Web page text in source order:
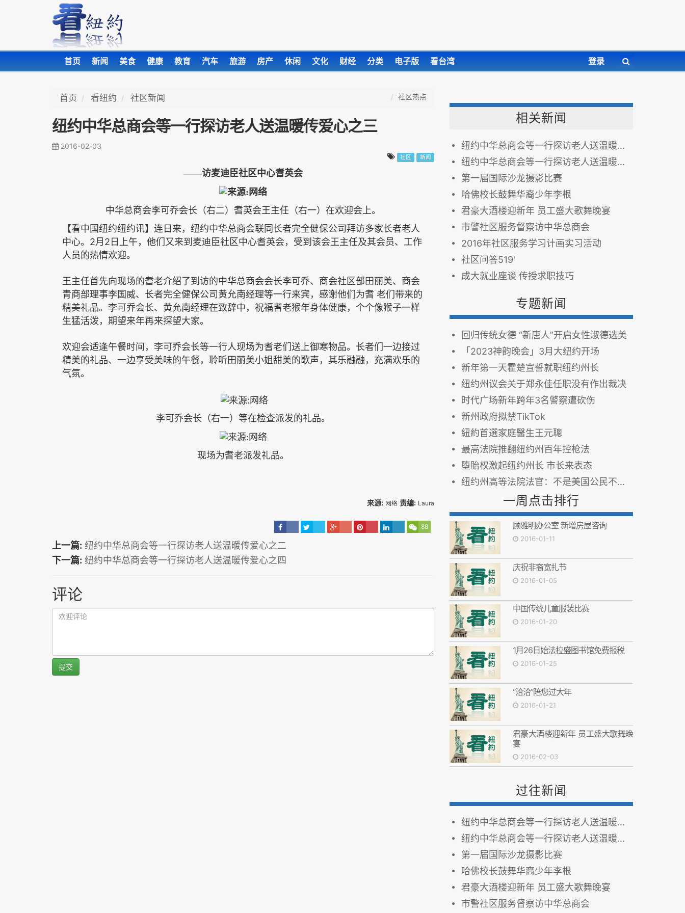
首页 新闻 美食 健康 教育 汽车 旅游 房产 休闲 文化 财经 分类 电子版 看台湾 登录
首页 看纽约 社区新闻 社区热点
纽约中华总商会等一行探访老人送温暖传爱心之三
2016-02-03
社区 新闻
——访麦迪臣社区中心耆英会
中华总商会李可乔会长（右二）耆英会王主任（右一）在欢迎会上。
【看中国纽约纽约讯】连日来，纽约中华总商会联同长者完全健保公司拜访多家长者老人
中心。 2月 2 日上午，他们又来到麦迪臣社区中心耆英会，受到该会王主任及其会员、工作
人员的热情欢迎。
王主任首先向现场的耆老介绍了到访的中华总商会会长李可乔、商会社区部田丽美、商会
青商部理事李国威、长者完全健保公司黄允南经理等一行来宾，感谢他们为耆 老们带来的
精美礼品。李可乔会长、黄允南经理在致辞中，祝福耆老猴年身体健康，个个像猴子一样
生猛活泼，期望来年再来探望大家。
欢迎会适逢午餐时间，李可乔会长等一行人现场为耆老们送上御寒物品。长者们一边接过
精美的礼品、一边享受美味的午餐，聆听田丽美小姐甜美的歌声，其乐融融，充满欢乐的
气氛。
李可乔会长（右一）等在检查派发的礼品。
现场为耆老派发礼品。
来源: 网络 责编: Laura
88
上一篇: 纽约中华总商会等一行探访老人送温暖传爱心之二
下一篇: 纽约中华总商会等一行探访老人送温暖传爱心之四
评论
提交
相关新闻
纽约中华总商会等一行探访老人送温暖传爱心之二
纽约中华总商会等一行探访老人送温暖传爱心之一
第一届国际沙龙摄影比赛
哈佛校长鼓舞华裔少年李根
君豪大酒楼迎新年 员工盛大歌舞晚宴
市警社区服务督察访中华总商会
2016年社区服务学习计画实习活动
社区问答519'
成大就业座谈 传授求职技巧
专题新闻
回归传统女德 “新唐人”开启女性淑德选美
「2023神韵晚会」3月大纽约开场
新年第一天霍楚宣誓就职纽约州长
纽约州议会关于郑永佳任职没有作出裁决
时代广场新年跨年3名警察遭砍伤
新州政府拟禁TikTok
紐約首選家庭醫生王元聰
最高法院推翻纽约州百年控枪法
堕胎权激起纽约州长 市长来表态
纽约州高等法院法官：不是美国公民不能投票
一周点击排行
顾雅明办公室 新增房屋咨询
2016-01-11
庆祝非裔宽扎节
2016-01-05
中国传统儿童服装比赛
2016-01-20
1月26日始法拉盛图书馆免费报税
2016-01-25
“洽洽”陪您过大年
2016-01-21
君豪大酒楼迎新年 员工盛大歌舞晚
宴
2016-02-03
过往新闻
纽约中华总商会等一行探访老人送温暖传爱心之二
纽约中华总商会等一行探访老人送温暖传爱心之一
第一届国际沙龙摄影比赛
哈佛校长鼓舞华裔少年李根
君豪大酒楼迎新年 员工盛大歌舞晚宴
市警社区服务督察访中华总商会